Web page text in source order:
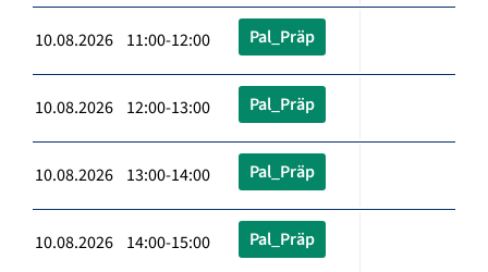
10.08.2026 11:00-12:00 Pal_Präp
10.08.2026 12:00-13:00 Pal_Präp
10.08.2026 13:00-14:00 Pal_Präp
10.08.2026 14:00-15:00 Pal_Präp